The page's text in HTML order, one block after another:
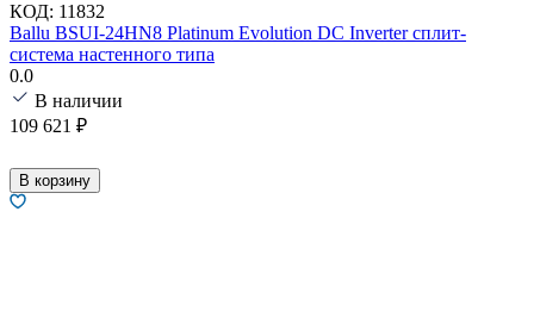
КОД: 11832
Ballu BSUI-24HN8 Platinum Evolution DC Inverter сплит-
система настенного типа
0.0
В наличии
109 621 ₽
В корзину